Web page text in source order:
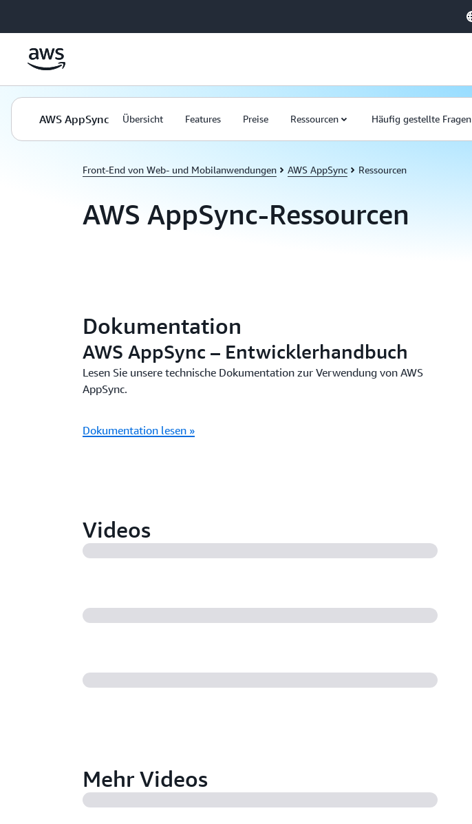
AWS AppSync Übersicht Features Preise Ressourcen Häufig gestellte Fragen
Front-End von Web- und Mobilanwendungen AWS AppSync Ressourcen
AWS AppSync-Ressourcen
Dokumentation
AWS AppSync – Entwicklerhandbuch
Lesen Sie unsere technische Dokumentation zur Verwendung von AWS
AppSync.
Dokumentation lesen »
Videos
Mehr Videos